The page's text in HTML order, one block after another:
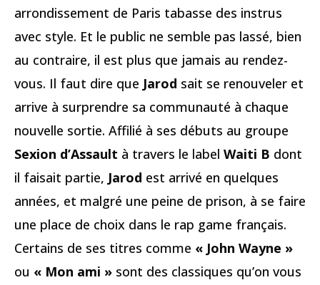
arrondissement de Paris tabasse des instrus
avec style. Et le public ne semble pas lassé, bien
au contraire, il est plus que jamais au rendez-
vous. Il faut dire que Jarod sait se renouveler et
arrive à surprendre sa communauté à chaque
nouvelle sortie. Affilié à ses débuts au groupe
Sexion d’Assault à travers le label Waiti B dont
il faisait partie, Jarod est arrivé en quelques
années, et malgré une peine de prison, à se faire
une place de choix dans le rap game français.
Certains de ses titres comme « John Wayne »
ou « Mon ami » sont des classiques qu’on vous